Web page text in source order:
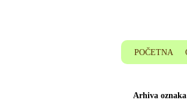
POČETNA
Arhiva